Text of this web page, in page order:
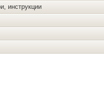
инструкции